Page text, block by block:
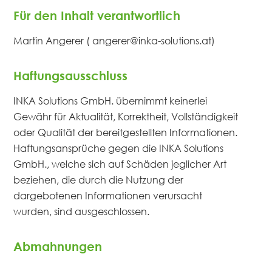
Für den Inhalt verantwortlich
Martin Angerer ( angerer@inka-solutions.at)
Haftungsausschluss
INKA Solutions GmbH. übernimmt keinerlei
Gewähr für Aktualität, Korrektheit, Vollständigkeit
oder Qualität der bereitgestellten Informationen.
Haftungsansprüche gegen die INKA Solutions
GmbH., welche sich auf Schäden jeglicher Art
beziehen, die durch die Nutzung der
dargebotenen Informationen verursacht
wurden, sind ausgeschlossen.
Abmahnungen